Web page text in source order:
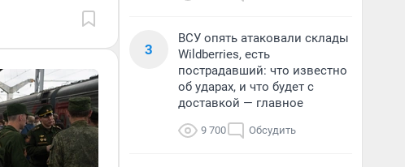
3
ВСУ опять атаковали склады
Wildberries, есть
пострадавший: что известно
об ударах, и что будет с
доставкой — главное
9 700 Обсудить